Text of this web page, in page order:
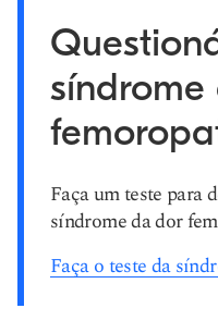
Faça um teste para
síndrome da dor
Faça o teste da